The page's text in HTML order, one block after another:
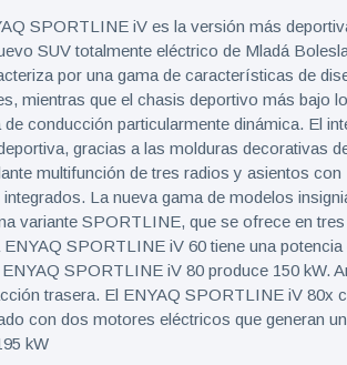
SPORTLINE iV es la versión más
SUV totalmente eléctrico de Mladá
por una gama de características de
mientras que el chasis deportivo más bajo
de conducción particularmente dinámica. El
gracias a las molduras decorativas
multifunción de tres radios y asientos con
La nueva gama de modelos
variante SPORTLINE, que se ofrece en
SPORTLINE iV 60 tiene una potencia
SPORTLINE iV 80 produce 150 kW.
trasera. El ENYAQ SPORTLINE iV 80x
con dos motores eléctricos que generan
kW